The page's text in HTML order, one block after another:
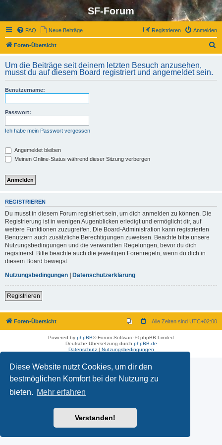
Diese Website nutzt Cookies, um dir den
bestmöglichen Komfort bei der Nutzung zu
bieten. Mehr erfahren
Verstanden!
SF-Forum
FAQ Neue Beiträge Anmelden
Registrieren
Foren-Übersicht
h
Um die Beiträge seit deinem letzten Besuch anzusehen,
musst du auf diesem Board registriert und angemeldet sein.
Benutzername:
Passwort:
Ich habe mein Passwort vergessen
Angemeldet bleiben
Meinen Online-Status während dieser Sitzung verbergen
REGISTRIEREN
Du musst in diesem Forum registriert sein, um dich anmelden zu können. Die
Registrierung ist in wenigen Augenblicken erledigt und ermöglicht dir, auf
weitere Funktionen zuzugreifen. Die Board-Administration kann registrierten
Benutzern auch zusätzliche Berechtigungen zuweisen. Beachte bitte unsere
Nutzungsbedingungen und die verwandten Regelungen, bevor du dich
registrierst. Bitte beachte auch die jeweiligen Forenregeln, wenn du dich in
diesem Board bewegst.
Nutzungsbedingungen | Datenschutzerklärung
Registrieren
Foren-Übersicht Alle Zeiten sind UTC+02:00
Powered by phpBB® Forum Software © phpBB Limited
Deutsche Übersetzung durch phpBB.de
Datenschutz| Nutzungsbedingungen